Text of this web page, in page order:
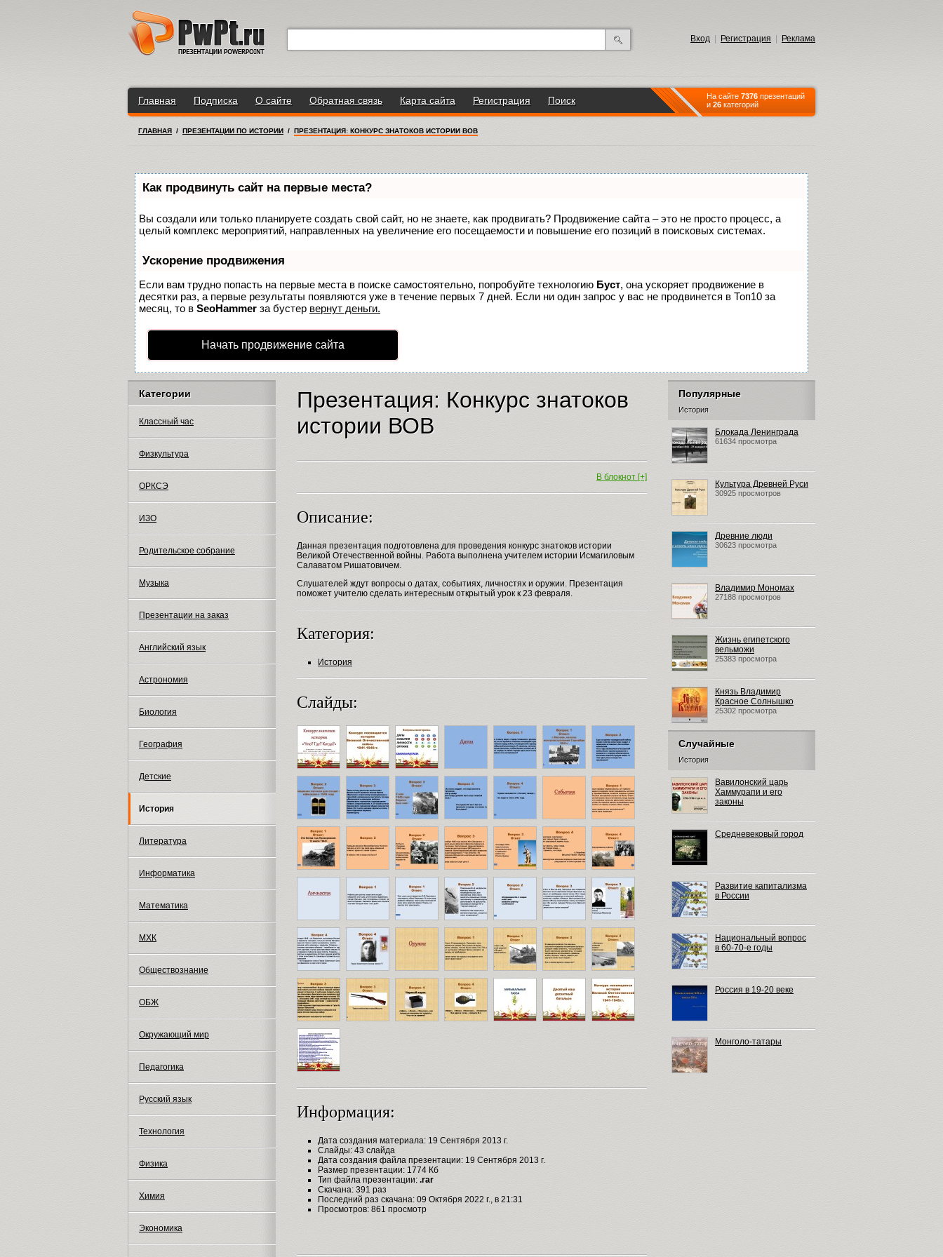
Вход Регистрация Реклама
Главная Подписка О сайте Обратная связь Карта сайта Регистрация Поиск На сайте 7376 презентаций
и 26 категорий
ГЛАВНАЯ / ПРЕЗЕНТАЦИИ ПО ИСТОРИИ / ПРЕЗЕНТАЦИЯ: КОНКУРС ЗНАТОКОВ ИСТОРИИ ВОВ
Как продвинуть сайт на первые места?
Вы создали или только планируете создать свой сайт, но не знаете, как продвигать? Продвижение сайта – это не просто процесс, а
целый комплекс мероприятий, направленных на увеличение его посещаемости и повышение его позиций в поисковых системах.
Ускорение продвижения
Если вам трудно попасть на первые места в поиске самостоятельно, попробуйте технологию Буст, она ускоряет продвижение в
десятки раз, а первые результаты появляются уже в течение первых 7 дней. Если ни один запрос у вас не продвинется в Топ10 за
месяц, то в SeoHammer за бустер вернут деньги.
Начать продвижение сайта
Категории
Классный час
Физкультура
ОРКСЭ
ИЗО
Родительское собрание
Музыка
Презентации на заказ
Английский язык
Астрономия
Биология
География
Детские
История
Литература
Информатика
Математика
МХК
Обществознание
ОБЖ
Окружающий мир
Педагогика
Русский язык
Технология
Физика
Химия
Экономика
Презентация: Конкурс знатоков
истории ВОВ
В блокнот [+]
Описание:
Данная презентация подготовлена для проведения конкурс знатоков истории
Великой Отечественной войны. Работа выполнена учителем истории Исмагиловым
Салаватом Ришатовичем.
Слушателей ждут вопросы о датах, событиях, личностях и оружии. Презентация
поможет учителю сделать интересным открытый урок к 23 февраля.
Категория:
История
Слайды:
Информация:
Дата создания материала: 19 Сентября 2013 г.
Слайды: 43 слайда
Дата создания файла презентации: 19 Сентября 2013 г.
Размер презентации: 1774 Кб
Тип файла презентации: .rar
Скачана: 391 раз
Последний раз скачана: 09 Октября 2022 г., в 21:31
Просмотров: 861 просмотр
Популярные
История
Блокада Ленинграда
61634 просмотра
Культура Древней Руси
30925 просмотров
Древние люди
30623 просмотра
Владимир Мономах
27188 просмотров
Жизнь египетского
вельможи
25383 просмотра
Князь Владимир
Красное Солнышко
25302 просмотра
Случайные
История
Вавилонский царь
Хаммурапи и его
законы
Средневековый город
Развитие капитализма
в России
Национальный вопрос
в 60-70-е годы
Россия в 19-20 веке
Монголо-татары